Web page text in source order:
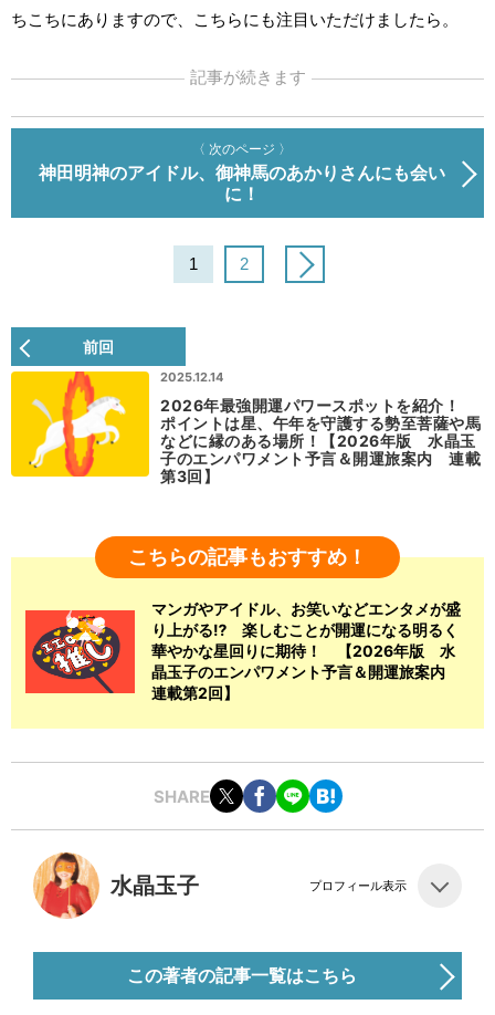
ちこちにありますので、こちらにも注目いただけましたら。
記事が続きます
〈 次のページ 〉
神田明神のアイドル、御神馬のあかりさんにも会い
に！
1 2
前回
2025.12.14
2026年最強開運パワースポットを紹介！
ポイントは星、午年を守護する勢至菩薩や馬
などに縁のある場所！【2026年版 水晶玉
子のエンパワメント予言＆開運旅案内 連載
第3回】
こちらの記事もおすすめ！
マンガやアイドル、お笑いなどエンタメが盛
り上がる⁉ 楽しむことが開運になる明るく
華やかな星回りに期待！ 【2026年版 水
晶玉子のエンパワメント予言＆開運旅案内
連載第2回】
SHARE
水晶玉子 プロフィール表示
この著者の記事一覧はこちら